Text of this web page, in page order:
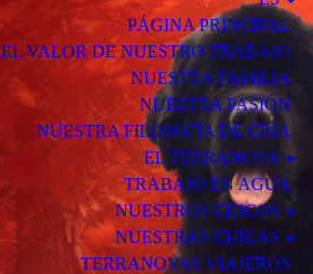
PÁGINA PRINCIPAL
EL VALOR DE NUESTRO TRABAJO
NUESTRA FAMILIA
NUESTRA PASIÓN
NUESTRA FILOSOFÍA DE CRÍA
EL TERRANOVA
TRABAJO EN AGUA
NUESTROS CHICOS
NUESTRAS CHICAS
TERRANOVAS VIAJEROS